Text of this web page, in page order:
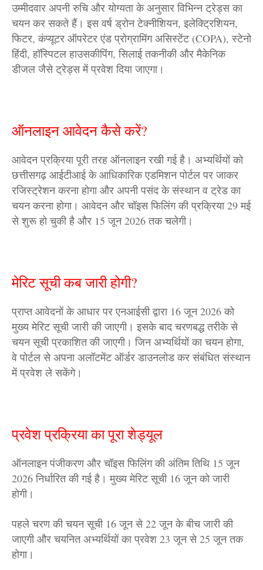
उम्मीदवार अपनी रुचि और योग्यता के अनुसार विभिन्न ट्रेड्स का
चयन कर सकते हैं। इस वर्ष ड्रोन टेक्नीशियन, इलेक्ट्रिशियन,
फिटर, कंप्यूटर ऑपरेटर एंड प्रोग्रामिंग असिस्टेंट (COPA), स्टेनो
हिंदी, हॉस्पिटल हाउसकीपिंग, सिलाई तकनीकी और मैकेनिक
डीजल जैसे ट्रेड्स में प्रवेश दिया जाएगा।
ऑनलाइन आवेदन कैसे करें?
आवेदन प्रक्रिया पूरी तरह ऑनलाइन रखी गई है। अभ्यर्थियों को
छत्तीसगढ़ आईटीआई के आधिकारिक एडमिशन पोर्टल पर जाकर
रजिस्ट्रेशन करना होगा और अपनी पसंद के संस्थान व ट्रेड का
चयन करना होगा। आवेदन और चॉइस फिलिंग की प्रक्रिया 29 मई
से शुरू हो चुकी है और 15 जून 2026 तक चलेगी।
मेरिट सूची कब जारी होगी?
प्राप्त आवेदनों के आधार पर एनआईसी द्वारा 16 जून 2026 को
मुख्य मेरिट सूची जारी की जाएगी। इसके बाद चरणबद्ध तरीके से
चयन सूची प्रकाशित की जाएगी। जिन अभ्यर्थियों का चयन होगा,
वे पोर्टल से अपना अलॉटमेंट ऑर्डर डाउनलोड कर संबंधित संस्थान
में प्रवेश ले सकेंगे।
प्रवेश प्रक्रिया का पूरा शेड्यूल
ऑनलाइन पंजीकरण और चॉइस फिलिंग की अंतिम तिथि 15 जून
2026 निर्धारित की गई है। मुख्य मेरिट सूची 16 जून को जारी
होगी।
पहले चरण की चयन सूची 16 जून से 22 जून के बीच जारी की
जाएगी और चयनित अभ्यर्थियों का प्रवेश 23 जून से 25 जून तक
होगा।